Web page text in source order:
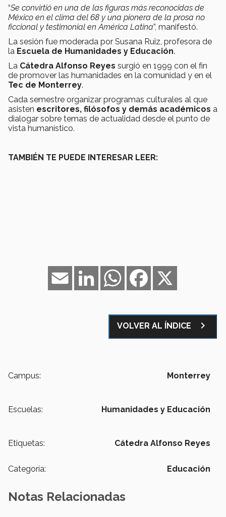
“Se convirtió en una de las figuras más reconocidas de
México en el clima del 68 y una pionera de la prosa no
ficcional y testimonial en América Latina”, manifestó.
La sesión fue moderada por Susana Ruiz, profesora de
la Escuela de Humanidades y Educación.
La Cátedra Alfonso Reyes surgió en 1999 con el fin
de promover las humanidades en la comunidad y en el
Tec de Monterrey.
Cada semestre organizar programas culturales al que
asisten escritores, filósofos y demás académicos a
dialogar sobre temas de actualidad desde el punto de
vista humanístico.
TAMBIÉN TE PUEDE INTERESAR LEER:
Facebook
WhatsApp
LinkedIn
Email
VOLVER AL ÍNDICE navigate_next
Campus: Monterrey
Escuelas: Humanidades y Educación
Etiquetas: Cátedra Alfonso Reyes
Categoría: Educación
Notas Relacionadas